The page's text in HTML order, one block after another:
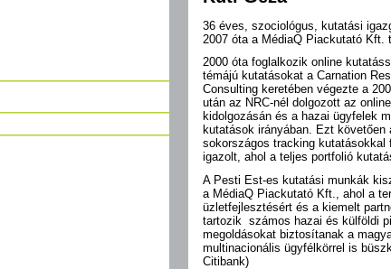
36 éves, szociológus, kutatási
2007 óta a MédiaQ Piackutató Kft.
2000 óta foglalkozik online
témájú kutatásokat a Carnation
Consulting keretében végezte a
után az NRC-nél dolgozott az
kidolgozásán és a hazai ügyfelek
kutatások irányában. Ezt
sokországos tracking
igazolt, ahol a teljes portfolió
A Pesti Est-es kutatási munkák
a MédiaQ Piackutató Kft., ahol a
üzletfejlesztésért és a kiemelt
tartozik számos hazai és külföldi
megoldásokat biztosítanak a
multinacionális ügyfélkörrel is
Citibank)